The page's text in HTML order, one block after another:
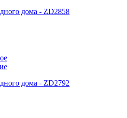
дома - ZD2858
дома - ZD2792